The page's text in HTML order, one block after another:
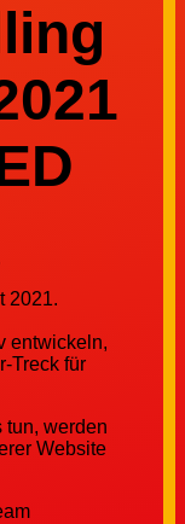
2021.
entwickeln,
Treck für
tun, werden
Website